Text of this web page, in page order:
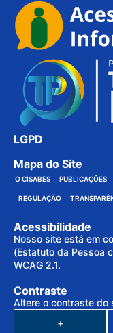
LGPD
Mapa do Site
O CISABES PUBLICAÇÕES
REGULAÇÃO
Acessibilidade
Nosso site está em
(Estatuto da Pessoa
WCAG 2.1.
Contraste
Altere o contraste do
+